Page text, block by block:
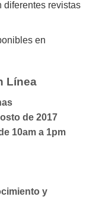
diferentes revistas
en
Línea
de 2017
10am a 1pm
y